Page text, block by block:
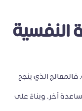
النفسية
فالمعالج الذي ينجح
آخر. وبناءً على